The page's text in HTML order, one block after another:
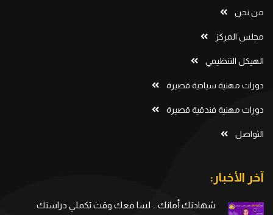
من نحن
مجلس المركز
الهيكل التنظيمي
دورات مهنية سياحية قصيرة
دورات مهنية فندقية قصيرة
التواصل
آخر الأخبار:
شهادتك أمانك .. لسا معك وقت تكملي دراستك